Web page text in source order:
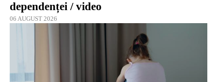
dependenței / video
06 AUGUST 2026